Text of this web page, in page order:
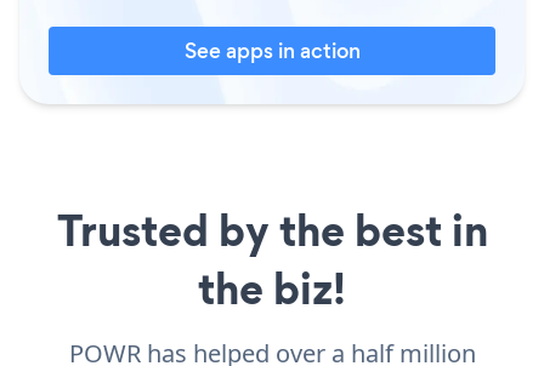
See apps in action
Trusted by the best in
the biz!
POWR has helped over a half million